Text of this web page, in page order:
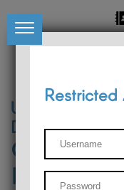
University of
Départment of
Center for
Research
Restricted